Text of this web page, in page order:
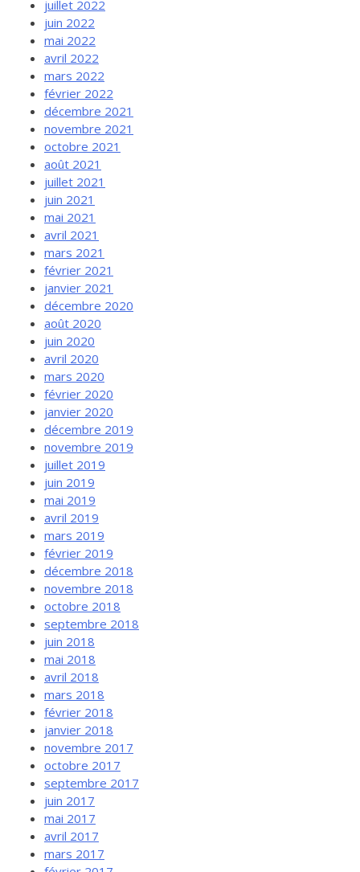
juillet 2022
juin 2022
mai 2022
avril 2022
mars 2022
février 2022
décembre 2021
novembre 2021
octobre 2021
août 2021
juillet 2021
juin 2021
mai 2021
avril 2021
mars 2021
février 2021
janvier 2021
décembre 2020
août 2020
juin 2020
avril 2020
mars 2020
février 2020
janvier 2020
décembre 2019
novembre 2019
juillet 2019
juin 2019
mai 2019
avril 2019
mars 2019
février 2019
décembre 2018
novembre 2018
octobre 2018
septembre 2018
juin 2018
mai 2018
avril 2018
mars 2018
février 2018
janvier 2018
novembre 2017
octobre 2017
septembre 2017
juin 2017
mai 2017
avril 2017
mars 2017